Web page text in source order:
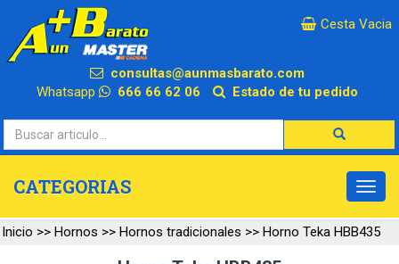
×
Cesta Vacia
consultas@aunmasbarato.com
Whatsapp
666 66 62 06 Estado de tu pedido
CATEGORIAS
Inicio >> Hornos >> Hornos tradicionales >> Horno Teka HBB435